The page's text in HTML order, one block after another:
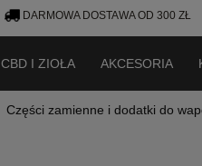
DARMOWA DOSTAWA OD 300 ZŁ
CBD I ZIOŁA AKCESORIA
Części zamienne i dodatki do